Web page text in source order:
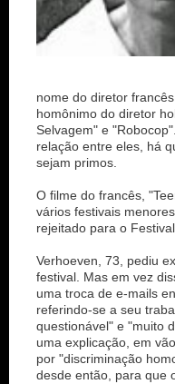
nome do diretor
homônimo do diretor
Selvagem" e
relação entre eles, há
sejam primos.
O filme do francês,
vários festivais
rejeitado para o
Verhoeven, 73, pediu
festival. Mas em vez
uma troca de e-mails
referindo-se a seu
questionável" e "muito
uma explicação, em
por "discriminação
desde então, para que